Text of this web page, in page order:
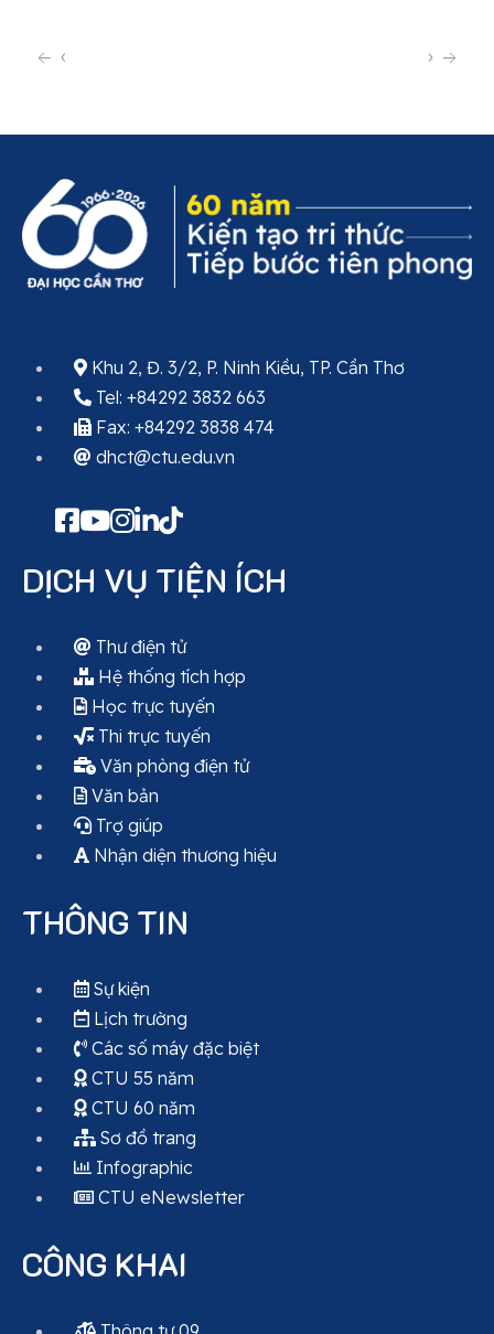
‹ ›
Khu 2, Đ. 3/2, P. Ninh Kiều, TP. Cần Thơ
Tel: +84292 3832 663
Fax: +84292 3838 474
dhct@ctu.edu.vn
DỊCH VỤ TIỆN ÍCH
Thư điện tử
Hệ thống tích hợp
Học trực tuyến
Thi trực tuyến
Văn phòng điện tử
Văn bản
Trợ giúp
Nhận diện thương hiệu
THÔNG TIN
Sự kiện
Lịch trường
Các số máy đặc biệt
CTU 55 năm
CTU 60 năm
Sơ đồ trang
Infographic
CTU eNewsletter
CÔNG KHAI